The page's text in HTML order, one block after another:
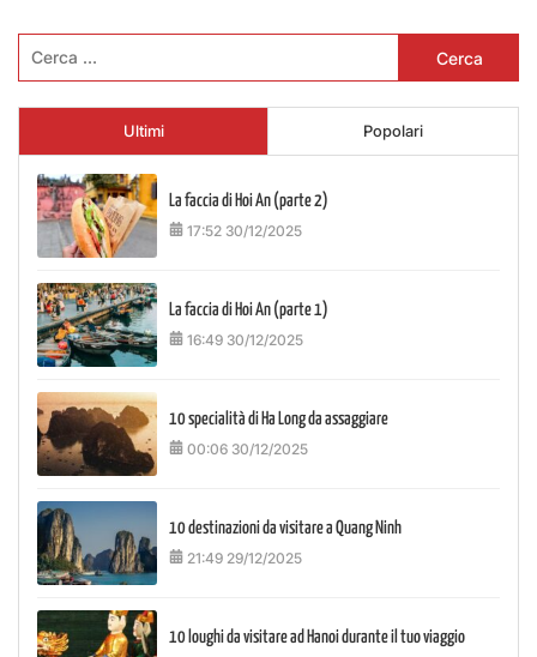
per:
Ultimi Popolari
La faccia di Hoi An (parte 2)
17:52 30/12/2025
La faccia di Hoi An (parte 1)
16:49 30/12/2025
10 specialità di Ha Long da assaggiare
00:06 30/12/2025
10 destinazioni da visitare a Quang Ninh
21:49 29/12/2025
10 loughi da visitare ad Hanoi durante il tuo viaggio